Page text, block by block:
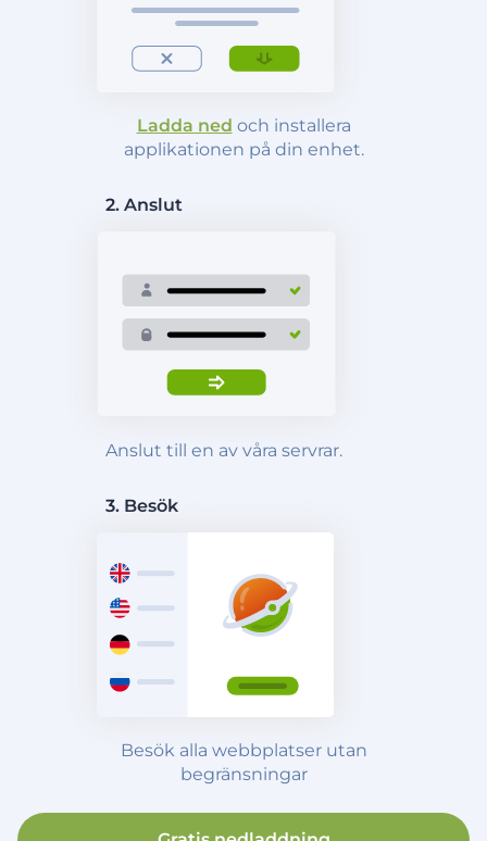
Ladda ned och installera
applikationen på din enhet.
2. Anslut
Anslut till en av våra servrar.
3. Besök
Besök alla webbplatser utan
begränsningar